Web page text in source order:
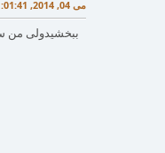
می 04, 2014, 11:01:41 بعد از ظهر
ببخشیدولی من